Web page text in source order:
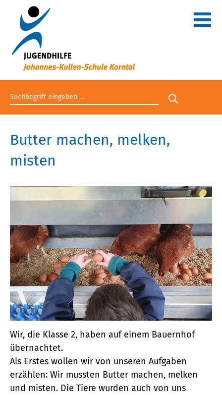
Suchbegriff eingeben
Suche
Butter machen, melken,
misten
Wir, die Klasse 2, haben auf einem Bauernhof
übernachtet.
Als Erstes wollen wir von unseren Aufgaben
erzählen: Wir mussten Butter machen, melken
und misten. Die Tiere wurden auch von uns